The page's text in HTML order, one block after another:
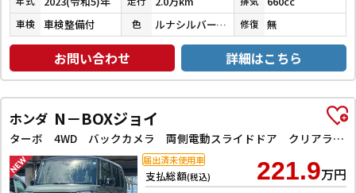
車検 車検整備付 色 ルナシルバーメタリック 修復 無
お問い合わせ 詳細はこちら
ホンダ N－BOXジョイ
ターボ 4WD バックカメラ 両側電動スライドドア クリアランスソナー オートクルーズコントロール レーンアシスト 衝突被害軽減システム オートライト LEDヘッドランプ スマートキー アイドリングストップ
支払総額(税込) 221.9万円
届出済未使用車